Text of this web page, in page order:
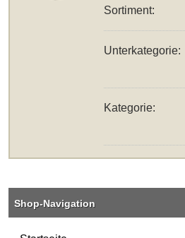
Sortiment:
Unterkategorie:
Kategorie:
Shop-Navigation